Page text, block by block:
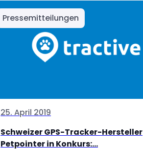
Pressemitteilungen
25. April 2019
Schweizer GPS-Tracker-Hersteller
Petpointer in Konkurs:...